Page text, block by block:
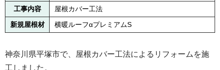
工事内容
屋根カバー工法
新規屋根材
横暖ルーフαプレミアムS
神奈川県平塚市で、屋根カバー工法によるリフォームを施
工しました。